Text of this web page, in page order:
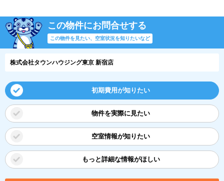
この物件にお問合せする
この物件を見たい、空室状況を知りたいなど
株式会社タウンハウジング東京 新宿店
初期費用が知りたい
物件を実際に見たい
空室情報が知りたい
もっと詳細な情報がほしい